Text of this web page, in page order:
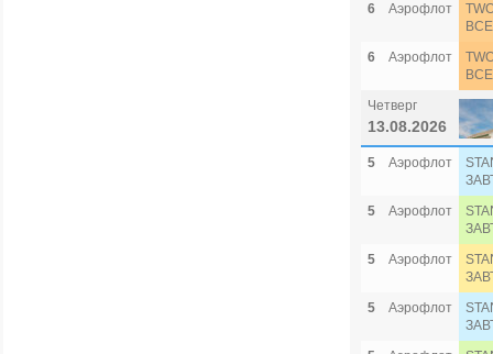
6
Аэрофлот
6
Аэрофлот
Четверг
13.08.2026
5 Аэрофлот
5
Аэрофлот
5
Аэрофлот
5
Аэрофлот